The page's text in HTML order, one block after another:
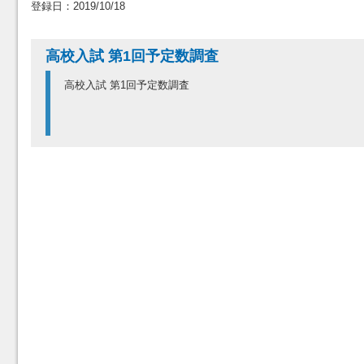
登録日：2019/10/18
高校入試 第1回予定数調査
高校入試 第1回予定数調査